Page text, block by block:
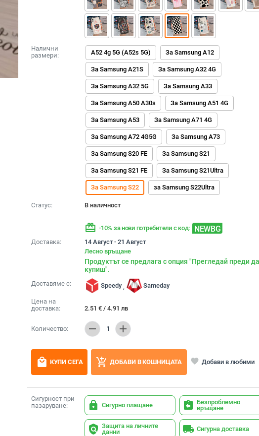
Налични
размери:
A52 4g 5G (A52s 5G) За Samsung A12
За Samsung A21S За Samsung A32 4G
За Samsung A32 5G За Samsung A33
За Samsung A50 A30s За Samsung A51 4G
За Samsung A53 За Samsung A71 4G
За Samsung A72 4G5G За Samsung A73
За Samsung S20 FE За Samsung S21
За Samsung S21 FE За Samsung S21Ultra
За Samsung S22 за Samsung S22Ultra
Статус: В наличност
redeem -10% за нови потребители с код: NEWBG
Доставка:
14 Август - 21 Август
Лесно връщане
Продуктът се предлага с опция "Прегледай преди да
купиш".
Доставяме с: Speedy , Sameday
Цена на
доставка:
2.51 € / 4.91 лв
Количество: remove 1 add
local_mall КУПИ СЕГА add_shopping_cart ДОБАВИ В КОШНИЦАТА favorite Добави в любими
Сигурност при
пазаруване:
lock Сигурно плащане assignment_return Безпроблемно
връщане
policy Защита на личните
данни
local_shipping Сигурна доставка